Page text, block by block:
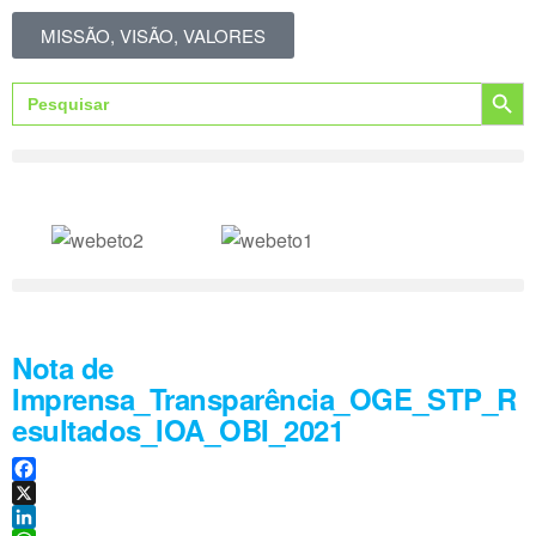
MISSÃO, VISÃO, VALORES
Search
for:
Search Button
Nota de
Imprensa_Transparência_OGE_STP_R
esultados_IOA_OBI_2021
F
a
X